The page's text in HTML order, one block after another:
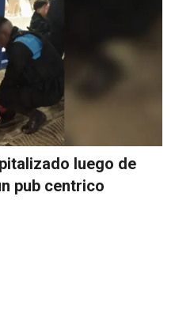
luego de
pub centrico